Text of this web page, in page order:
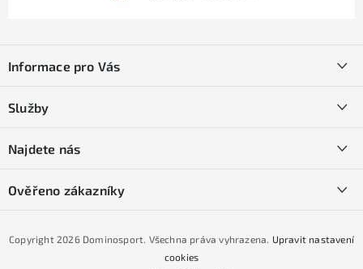
pInformace pro Vás
Obchodní podmínky
Podmínky GDPR
Podmínky nákupu na splátky ESSOX
Služby
Naše prodejna
Najdete nás
Ověřeno zákazníky
Copyright 2026 Dominosport. Všechna práva vyhrazena. Upravit nastavení
cookies